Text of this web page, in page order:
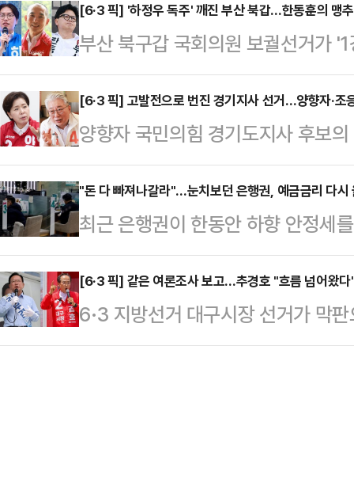
오 ‘조인섭 변호사의 상담소’에는
알게 된 여성 A씨의 사연이 소개됐
기며 자기 관리가 철저한 사람이었
만큼 다정한 남편이었다”고 말했다
의 중역으로 반도체 제조 장비와 정
을 했다”며 “…
[6·3 픽] '하정우 독주' 깨진 부산 북갑…한동훈의 맹
부산 북구갑 국회의원 보궐선거가
다. 그 속도는 매우 빨랐다. 이재명
더불어민주당 부산시장 후보의 후
는 듯했지만, 선거가 중반을 넘어서
쪽으로 옮겨붙는 분위기다.26일 정
서치가 부산일보 의뢰로 지난
여론조사 결과 한동훈 후보는
(34.0%)와 오…
[6·3 픽] 고발전으로 번진 경기지사 선거…양향자·조
양향자 국민의힘 경기도지사 후보
조응천 개혁신당 후보 간 신경전이
너간 분위기다.조응천 후보 캠프는
양향자 후보의 학력·학위 허위사실
앙선관위에 이의제기서를 제출했
태는 피선거권 박탈까지 이를 수 있
격 자체가 없다"며 "허위 포장으로
반드시 뿌리 뽑아야 한다…
"돈 다 빠져나갈라"…눈치보던 은행권, 예금금리 다시
최근 은행권이 한동안 하향 안정세
다.증시 강세 여파로 시중 자금이
하자, 급격한 수신 이탈을 방어하기
된다.26일 금융권에 따르면 주요
신 상품의 금리를 잇달아 상향 조정
[6·3 픽] 같은 여론조사 보고…추경호 "흐름 넘어왔
6·3 지방선거 대구시장 선거가 막
후보와 추경호 국민의힘 후보 양 캠